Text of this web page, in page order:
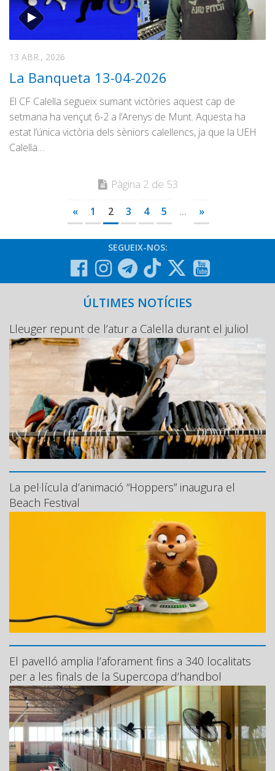
13 ABR., 2026
La Banqueta 13-04-2026
El CF Calella segueix sumant victòries aquest cap de
setmana ha vençut 6-2 a l’Arenys de Munt. Aquesta ha
estat l’única victòria dels sèniors calellencs, ja que la UEH
Calella…
Pàgina 2 de 53
« 1 2 3 4 5 ... »
SEGUEIX-NOS:
ÚLTIMES NOTÍCIES
Lleuger repunt de l’atur a Calella durant el juliol
La pel·lícula d’animació “Hoppers” inaugura el
Beach Festival
El pavelló amplia l’aforament fins a 340 localitats
per a les finals de la Supercopa d’handbol